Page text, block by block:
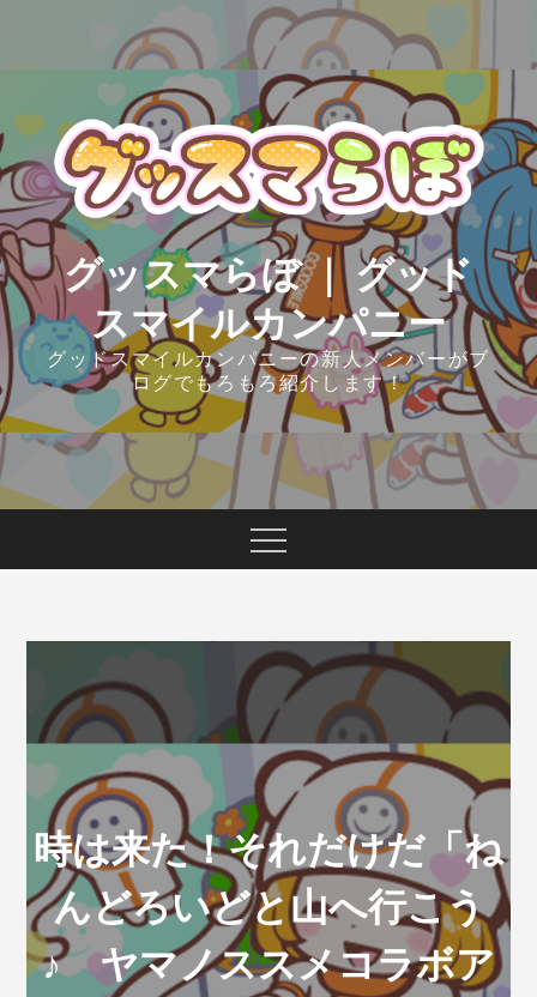
グッスマらぼ ｜ グッド
スマイルカンパニー
グッドスマイルカンパニーの新人メンバーがブ
ログでもろもろ紹介します！
時は来た！それだけだ「ね
んどろいどと山へ行こう
♪ ヤマノススメコラボア